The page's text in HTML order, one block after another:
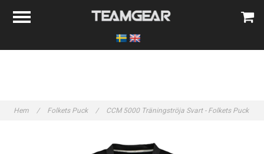
Hem / Folkets Puck / CCM 5000 Träningströja Svart - Folkets Puck